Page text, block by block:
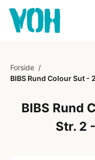
Forside /
BIBS Rund Colour Sut -
BIBS Rund
Str. 2